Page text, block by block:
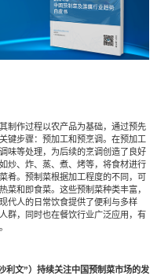
半导体与芯片
汽车与出行
食品与饮料
金融科技
制作过程以农产品为基础，通过预先
键步骤：预加工和预烹调。在预加工
味等处理，为后续的烹调创造了良好
炒、炸、蒸、煮、烤等，将食材进行
肴。预制菜根据加工程度的不同，可
菜和即食菜。这些预制菜种类丰富，
代人的日常饮食提供了便利与多样
群，同时也在餐饮行业广泛应用，有
利文”）持续关注中国预制菜市场的发